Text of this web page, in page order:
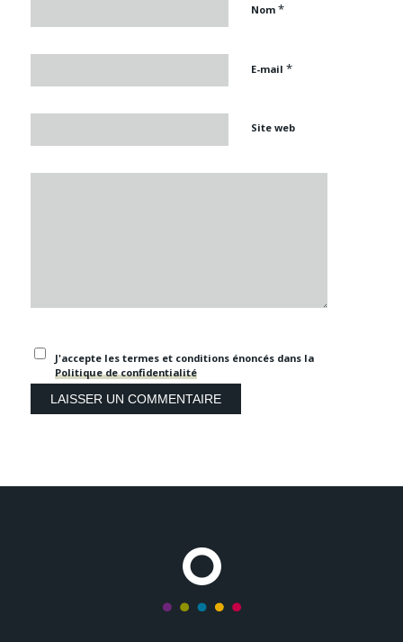
Nom *
E-mail *
Site web
J'accepte les termes et conditions énoncés dans la
Politique de confidentialité